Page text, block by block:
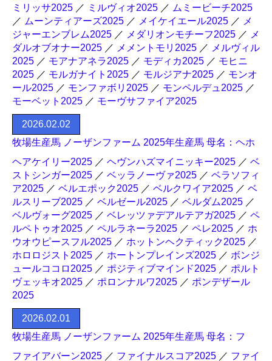
ミリッサ2025 ／ ミルヴィオ2025 ／ ムミービーチ2025
／ ムーンティアーズ2025 ／ メイケイエール2025 ／ メ
ジャーエンブレム2025 ／ メダリオンモチーフ2025 ／ メ
ダルオブオナー2025 ／ メメントモリ2025 ／ メルヴィル
2025 ／ モアナアネラ2025 ／ モディカ2025 ／ モヒニ
2025 ／ モルガナイト2025 ／ モルジアナ2025 ／ モンオ
ール2025 ／ モンファボリ2025 ／ モンペルデュ2025 ／
モーベット2025 ／ モーヴサファイア2025
2026.02.02
牧場生産馬 ノーザンファーム 2025年生産馬 母名：ヘホ
ヘアケイリー2025 ／ ヘヴンハズマイニッキー2025 ／ ベ
ストシンガー2025 ／ ベッラノーヴァ2025 ／ ベラソフィ
ア2025 ／ ベルエポック2025 ／ ベルクワイア2025 ／ ベ
ルスリーブ2025 ／ ベルゼール2025 ／ ベルダム2025 ／
ベルヴォーグ2025 ／ ベレッツァデアルテアガ2025 ／ ペ
ルペトゥオ2025 ／ ペルラネーラ2025 ／ ペレ2025 ／ ホ
ウオウピースフル2025 ／ ホットンヘクティック2025 ／
ホロロジスト2025 ／ ホートンプレインズ2025 ／ ボンジ
ュールココロ2025 ／ ポジティブマインド2025 ／ ポルト
ヴェッキオ2025 ／ ポロンナルワ2025 ／ ポンデザール
2025
2026.02.01
牧場生産馬 ノーザンファーム 2025年生産馬 母名：フ
ファイアバーン2025 ／ ファイナルスコア2025 ／ ファイ